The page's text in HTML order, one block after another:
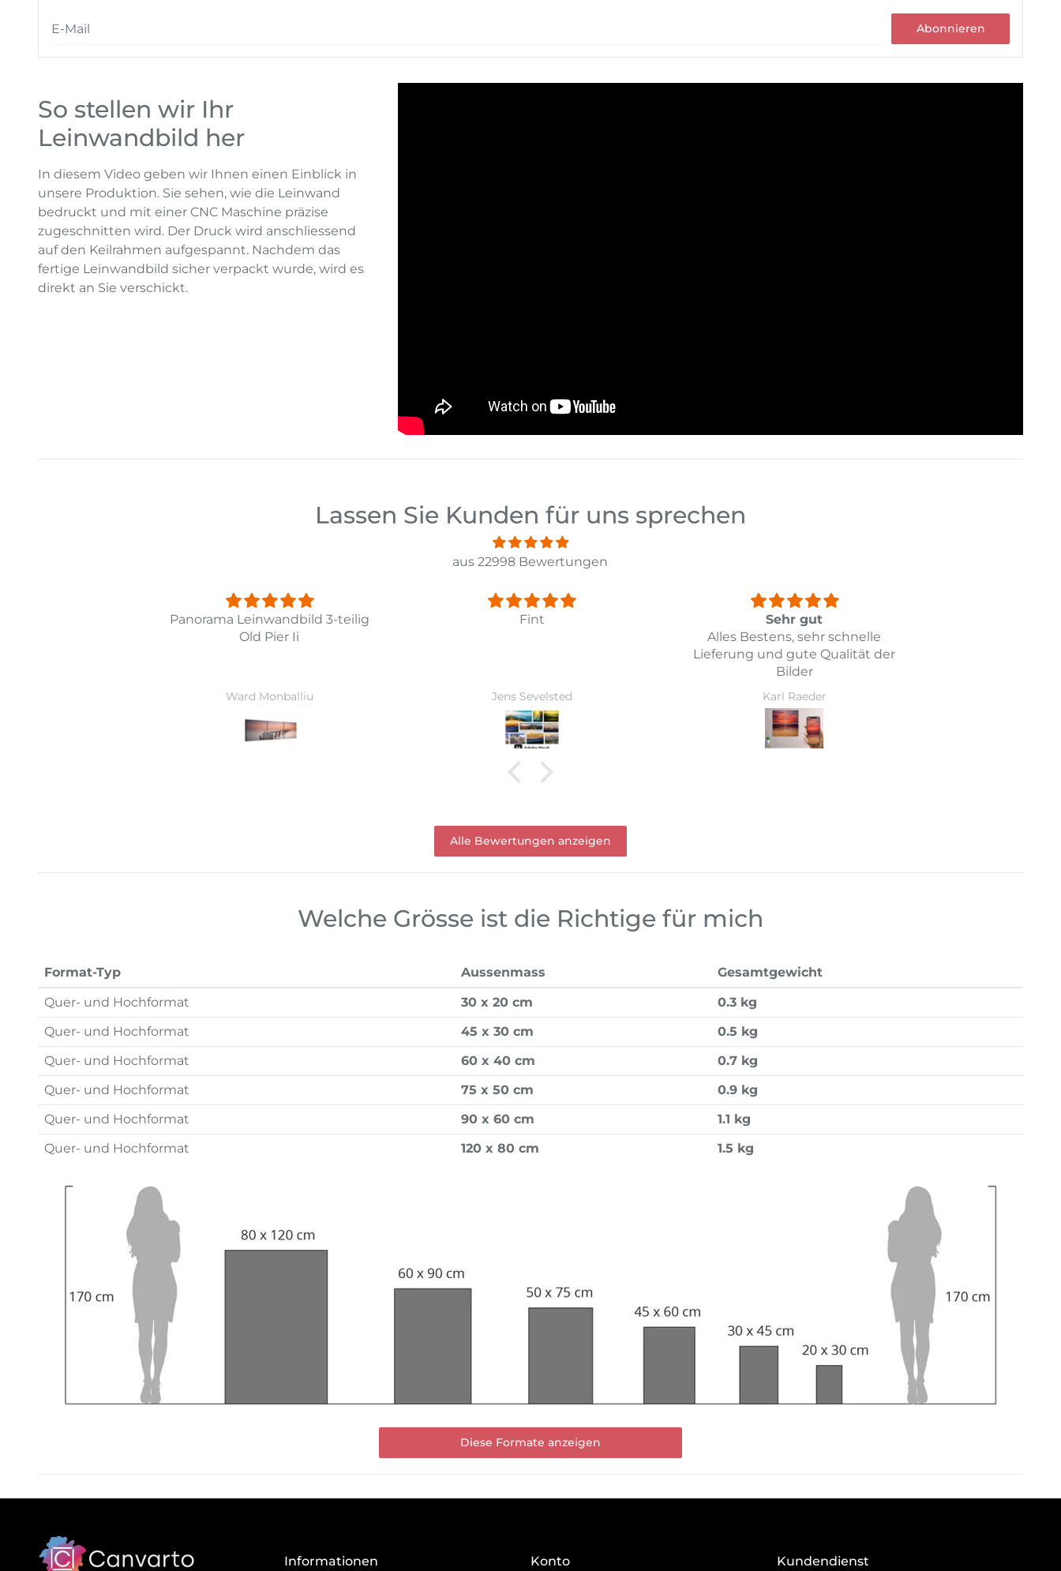
Abonnieren
So stellen wir Ihr
Leinwandbild her
In diesem Video geben wir Ihnen einen Einblick in
unsere Produktion. Sie sehen, wie die Leinwand
bedruckt und mit einer CNC Maschine präzise
zugeschnitten wird. Der Druck wird anschliessend
auf den Keilrahmen aufgespannt. Nachdem das
fertige Leinwandbild sicher verpackt wurde, wird es
direkt an Sie verschickt.
Lassen Sie Kunden für uns sprechen
aus 22998 Bewertungen
Panorama Leinwandbild 3-teilig
Old Pier Ii
Ward Monballiu
Fint
Jens Sevelsted
Sehr gut
Alles Bestens, sehr schnelle
Lieferung und gute Qualität der
Bilder
Karl Raeder
Alle Bewertungen anzeigen
Welche Grösse ist die Richtige für mich
Format-Typ Aussenmass
Gesamtgewicht
Quer- und Hochformat
30 x 20 cm
0.3 kg
Quer- und Hochformat
45 x 30 cm
0.5 kg
Quer- und Hochformat
60 x 40 cm
0.7 kg
Quer- und Hochformat
75 x 50 cm
0.9 kg
Quer- und Hochformat
90 x 60 cm
1.1 kg
Quer- und Hochformat
120 x 80 cm 1.5 kg
Diese Formate anzeigen
Informationen Konto Kundendienst